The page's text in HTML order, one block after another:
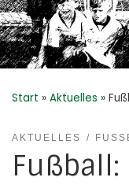
Start » Aktuelles »
AKTUELLES
Fußball: